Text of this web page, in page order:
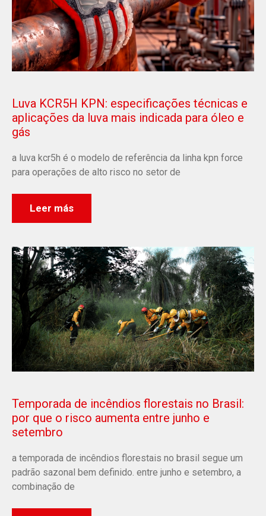
Luva KCR5H KPN: especificações técnicas e
aplicações da luva mais indicada para óleo e
gás
a luva kcr5h é o modelo de referência da linha kpn force
para operações de alto risco no setor de
Leer más
Temporada de incêndios florestais no Brasil:
por que o risco aumenta entre junho e
setembro
a temporada de incêndios florestais no brasil segue um
padrão sazonal bem definido. entre junho e setembro, a
combinação de